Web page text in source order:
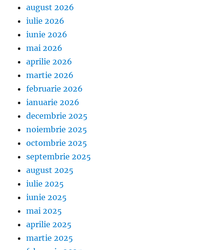
august 2026
iulie 2026
iunie 2026
mai 2026
aprilie 2026
martie 2026
februarie 2026
ianuarie 2026
decembrie 2025
noiembrie 2025
octombrie 2025
septembrie 2025
august 2025
iulie 2025
iunie 2025
mai 2025
aprilie 2025
martie 2025